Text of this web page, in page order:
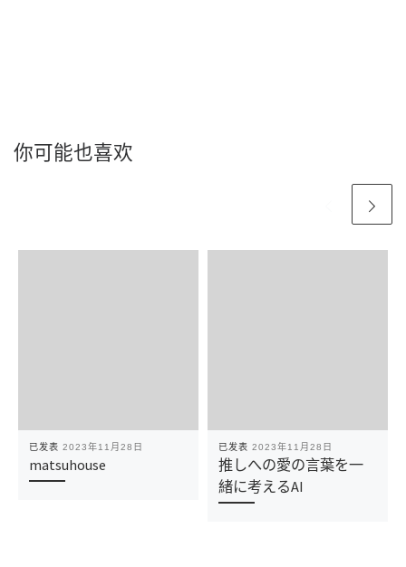
你可能也喜欢
已发表 2023年11月28日
matsuhouse
已发表 2023年11月28日
推しへの愛の言葉を一
緒に考えるAI